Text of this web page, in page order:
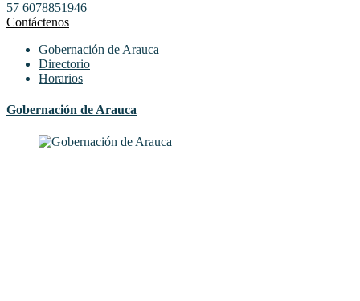
57 6078851946
Contáctenos
Gobernación de Arauca
Directorio
Horarios
Gobernación de Arauca